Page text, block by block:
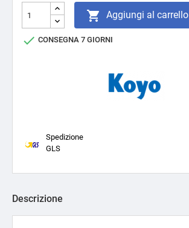
 Aggiungi al carrello
 CONSEGNA 7 GIORNI
Spedizione
GLS
Descrizione